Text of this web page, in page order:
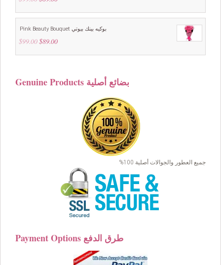
3.00
5
was:
is:
Pink Beauty Bouquet بوكيه بينك بيوتي
$99.00 Original
was:
$89.00Current
is:
Genuine Products بضائع أصلية
جميع العطور والجوالات أصلية 100%
Payment Options طرق الدفع